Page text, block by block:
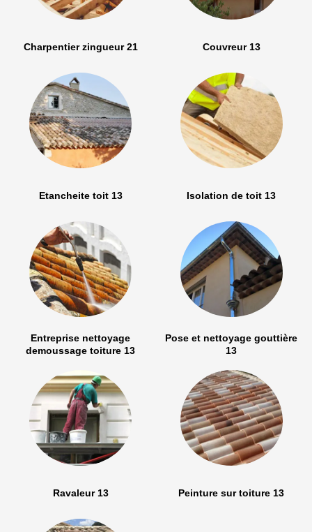
Charpentier zingueur 21 Couvreur 13
Etancheite toit 13 Isolation de toit 13
Entreprise nettoyage
demoussage toiture 13
Pose et nettoyage gouttière
13
Ravaleur 13 Peinture sur toiture 13